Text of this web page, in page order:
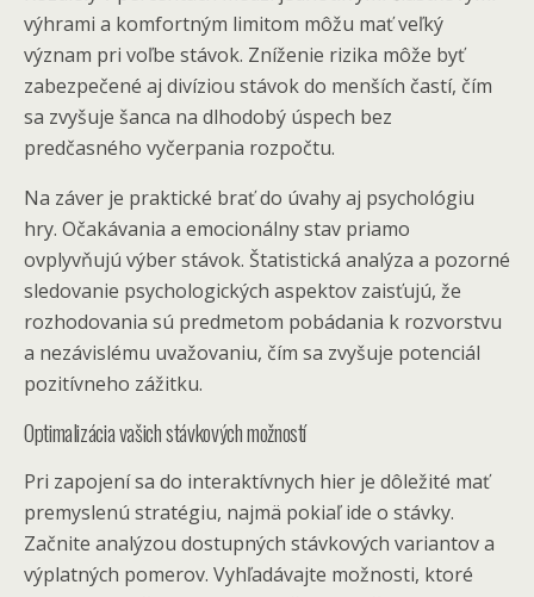
výhrami a komfortným limitom môžu mať veľký
význam pri voľbe stávok. Zníženie rizika môže byť
zabezpečené aj divíziou stávok do menších častí, čím
sa zvyšuje šanca na dlhodobý úspech bez
predčasného vyčerpania rozpočtu.
Na záver je praktické brať do úvahy aj psychológiu
hry. Očakávania a emocionálny stav priamo
ovplyvňujú výber stávok. Štatistická analýza a pozorné
sledovanie psychologických aspektov zaisťujú, že
rozhodovania sú predmetom pobádania k rozvorstvu
a nezávislému uvažovaniu, čím sa zvyšuje potenciál
pozitívneho zážitku.
Optimalizácia vašich stávkových možností
Pri zapojení sa do interaktívnych hier je dôležité mať
premyslenú stratégiu, najmä pokiaľ ide o stávky.
Začnite analýzou dostupných stávkových variantov a
výplatných pomerov. Vyhľadávajte možnosti, ktoré